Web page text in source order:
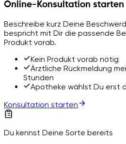
Online-Konsultation starten
Beschreibe kurz Deine
bespricht mit Dir die passende
Produkt vorab.
Kein Produkt vorab nötig
Ärztliche Rückmeldung
Stunden
Apotheke wählst Du erst
Konsultation starten
Du kennst Deine Sorte bereits